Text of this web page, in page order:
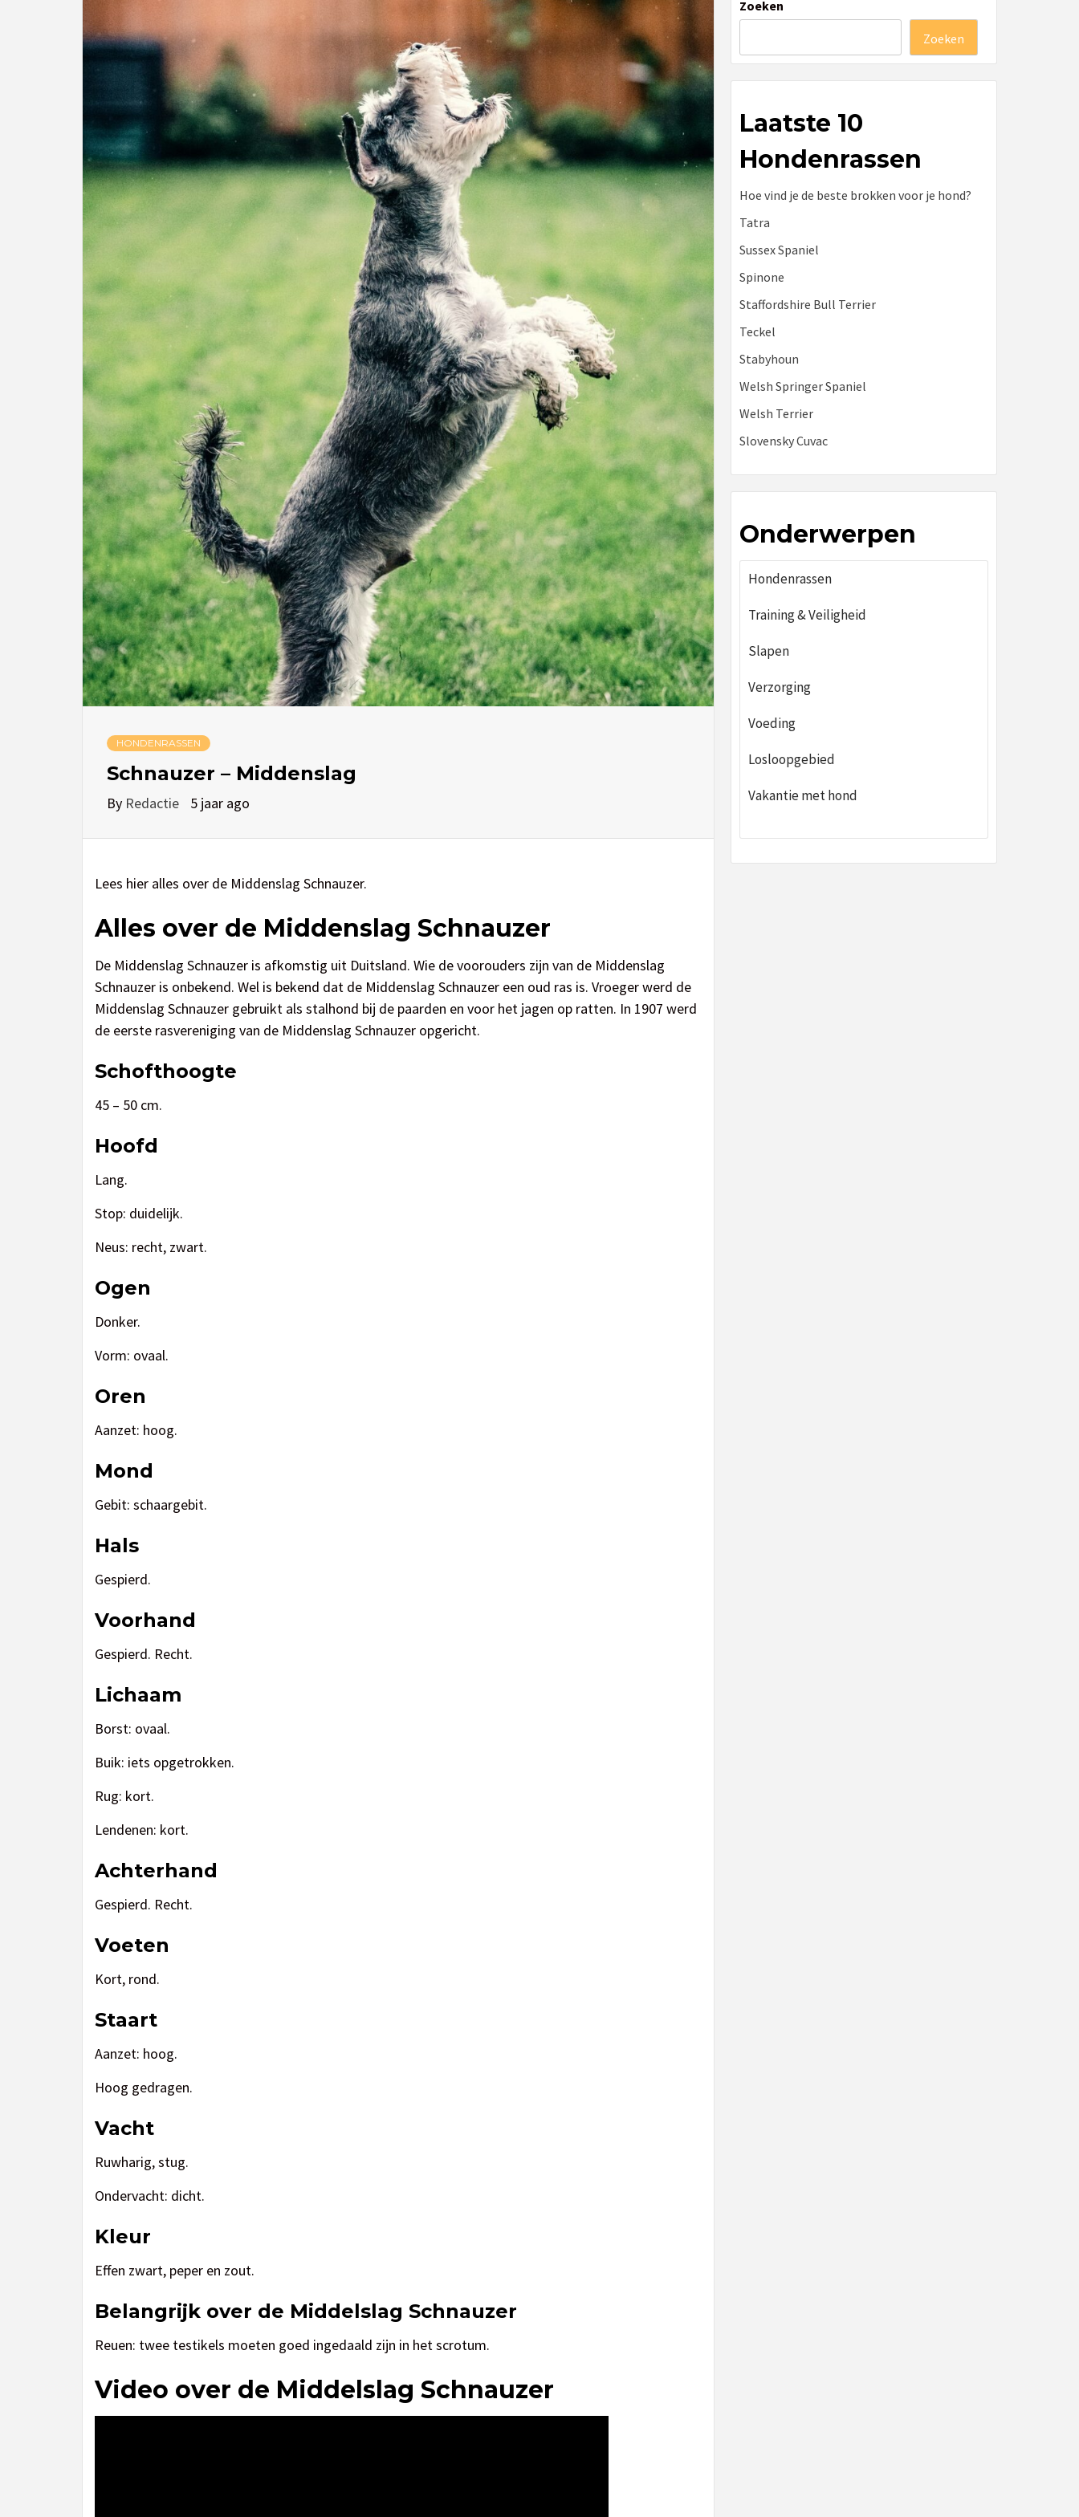
HONDENRASSEN
Schnauzer – Middenslag
By Redactie 5 jaar ago
Lees hier alles over de Middenslag Schnauzer.
Alles over de Middenslag Schnauzer
De Middenslag Schnauzer is afkomstig uit Duitsland. Wie de voorouders zijn van de Middenslag
Schnauzer is onbekend. Wel is bekend dat de Middenslag Schnauzer een oud ras is. Vroeger werd de
Middenslag Schnauzer gebruikt als stalhond bij de paarden en voor het jagen op ratten. In 1907 werd
de eerste rasvereniging van de Middenslag Schnauzer opgericht.
Schofthoogte
45 – 50 cm.
Hoofd
Lang.
Stop: duidelijk.
Neus: recht, zwart.
Ogen
Donker.
Vorm: ovaal.
Oren
Aanzet: hoog.
Mond
Gebit: schaargebit.
Hals
Gespierd.
Voorhand
Gespierd. Recht.
Lichaam
Borst: ovaal.
Buik: iets opgetrokken.
Rug: kort.
Lendenen: kort.
Achterhand
Gespierd. Recht.
Voeten
Kort, rond.
Staart
Aanzet: hoog.
Hoog gedragen.
Vacht
Ruwharig, stug.
Ondervacht: dicht.
Kleur
Effen zwart, peper en zout.
Belangrijk over de Middelslag Schnauzer
Reuen: twee testikels moeten goed ingedaald zijn in het scrotum.
Video over de Middelslag Schnauzer
Zoeken
Zoeken
Laatste 10
Hondenrassen
Hoe vind je de beste brokken voor je hond?
Tatra
Sussex Spaniel
Spinone
Staffordshire Bull Terrier
Teckel
Stabyhoun
Welsh Springer Spaniel
Welsh Terrier
Slovensky Cuvac
Onderwerpen
Hondenrassen
Training & Veiligheid
Slapen
Verzorging
Voeding
Losloopgebied
Vakantie met hond